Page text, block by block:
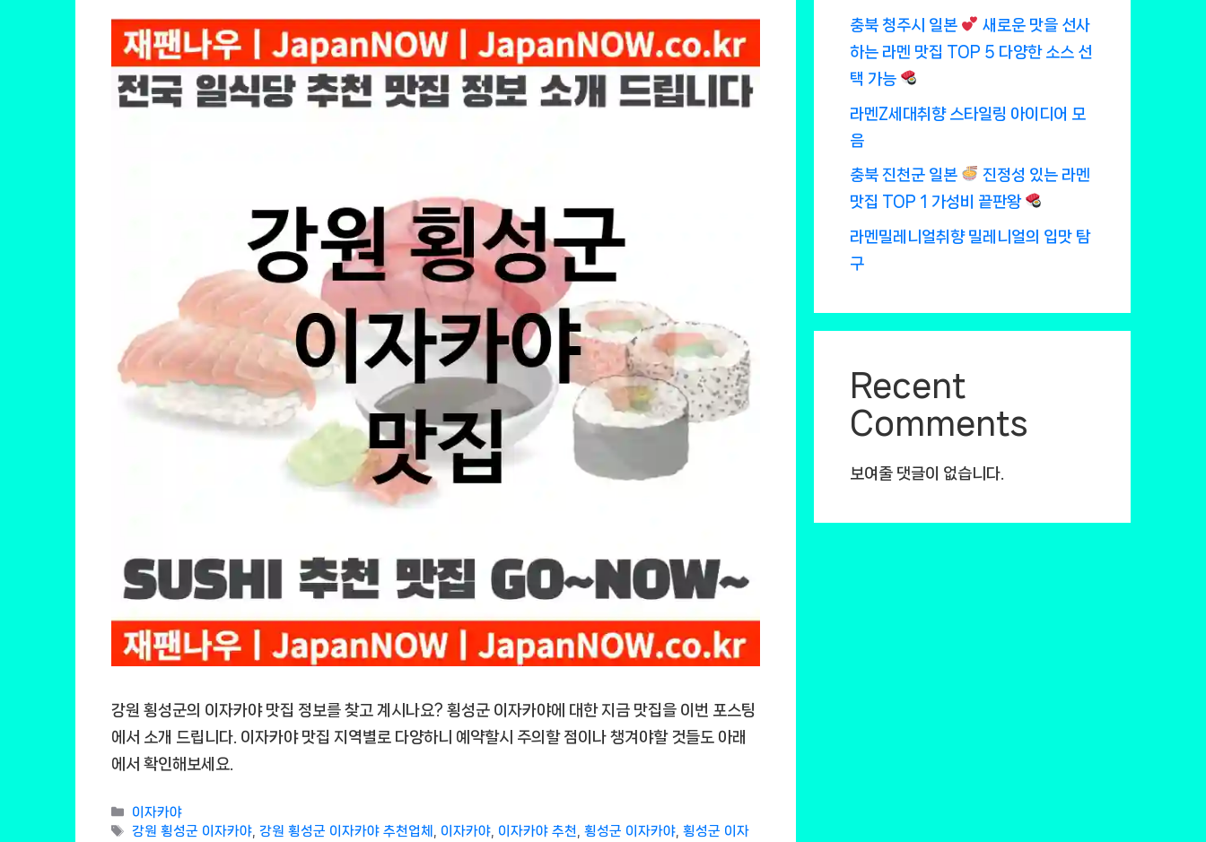
강원 횡성군의 이자카야 맛집 정보를 찾고 계시나요? 횡성군 이자카야에 대한 지금 맛집을 이번 포스팅
에서 소개 드립니다. 이자카야 맛집 지역별로 다양하니 예약할시 주의할 점이나 챙겨야할 것들도 아래
에서 확인해보세요.
Categories
이자카야
Tags
강원 횡성군 이자카야,강원 횡성군 이자카야 추천업체 , 이자카야, 이자카야 추천,횡성군 이자카야,횡성군 이자
충북 청주시 일본
새로운 맛을 선사
하는 라멘 맛집 TOP 5 다양한 소스 선
택 가능
라멘Z세대취향 스타일링 아이디어 모
음
충북 진천군 일본
진정성 있는 라멘
맛집 TOP 1 가성비 끝판왕
라멘밀레니얼취향 밀레니얼의 입맛 탐
구
Recent
Comments
보여줄 댓글이 없습니다.